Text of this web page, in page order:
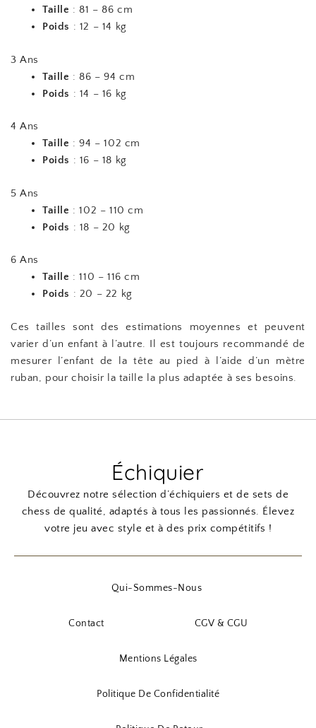
Taille : 81 – 86 cm
Poids : 12 – 14 kg
3 Ans
Taille : 86 – 94 cm
Poids : 14 – 16 kg
4 Ans
Taille : 94 – 102 cm
Poids : 16 – 18 kg
5 Ans
Taille : 102 – 110 cm
Poids : 18 – 20 kg
6 Ans
Taille : 110 – 116 cm
Poids : 20 – 22 kg
Ces tailles sont des estimations moyennes et peuvent
varier d’un enfant à l’autre. Il est toujours recommandé de
mesurer l’enfant de la tête au pied à l’aide d’un mètre
ruban, pour choisir la taille la plus adaptée à ses besoins.
Échiquier
Découvrez notre sélection d’échiquiers et de sets de
chess de qualité, adaptés à tous les passionnés. Élevez
votre jeu avec style et à des prix compétitifs !
Qui-Sommes-Nous
Contact CGV & CGU
Mentions Légales
Politique De Confidentialité